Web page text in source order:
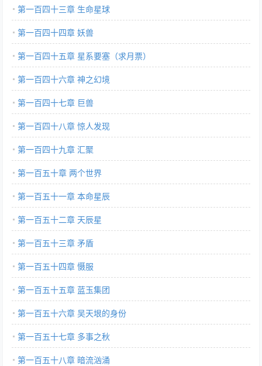
第一百四十三章 生命星球
第一百四十四章 妖兽
第一百四十五章 星系要塞（求月票）
第一百四十六章 神之幻境
第一百四十七章 巨兽
第一百四十八章 惊人发现
第一百四十九章 汇聚
第一百五十章 两个世界
第一百五十一章 本命星辰
第一百五十二章 天辰星
第一百五十三章 矛盾
第一百五十四章 慑服
第一百五十五章 蓝玉集团
第一百五十六章 吴天垠的身份
第一百五十七章 多事之秋
第一百五十八章 暗流汹涌